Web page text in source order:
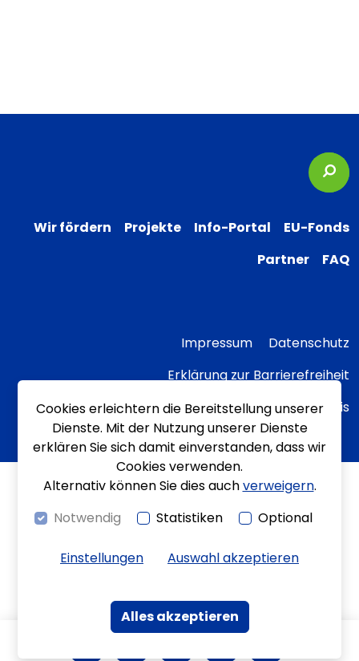
KontrastBewegungen
Leichte Sprache
Kontakt
Wir fördern Projekte Info-Portal
EU-Fonds
Partner
FAQ
Impressum
Datenschutz
Erklärung zur Barrierefreiheit
Transparenzhinweis
Cookies erleichtern die Bereitstellung unserer
Dienste. Mit der Nutzung unserer Dienste
erklären Sie sich damit einverstanden, dass wir
Cookies verwenden.
Alternativ können Sie dies auchverweigern.
Notwendig
Statistiken Optional
Einstellungen Auswahl akzeptieren
Alles akzeptieren